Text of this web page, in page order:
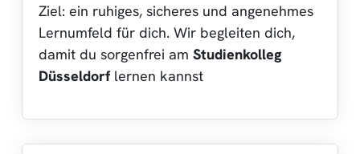
Ziel: ein ruhiges, sicheres und angenehmes
Lernumfeld für dich. Wir begleiten dich,
damit du sorgenfrei am Studienkolleg
Düsseldorflernen kannst